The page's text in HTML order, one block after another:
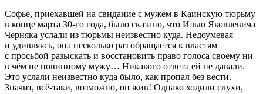
Софье, приехавшей на свидание с мужем в Каинскую тюрьму
в конце марта 30-го года, было сказано, что Илью Яковлевича
Черняка услали из тюрьмы неизвестно куда. Недоумевая
и удивляясь, она несколько раз обращается к властям
с просьбой разыскать и восстановить право голоса своему ни
в чём не повинному мужу… Никакого ответа ей не давали.
Это услали неизвестно куда было, как пропал без вести.
Значит, всё-таки, возможно, он жив! Однако ходили слухи,